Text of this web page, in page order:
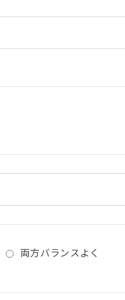
両方バランスよく